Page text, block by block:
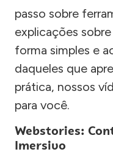
passo sobre
explicações
forma simples e
daqueles que
prática, nossos
para você.
Webstories:
Imersivo